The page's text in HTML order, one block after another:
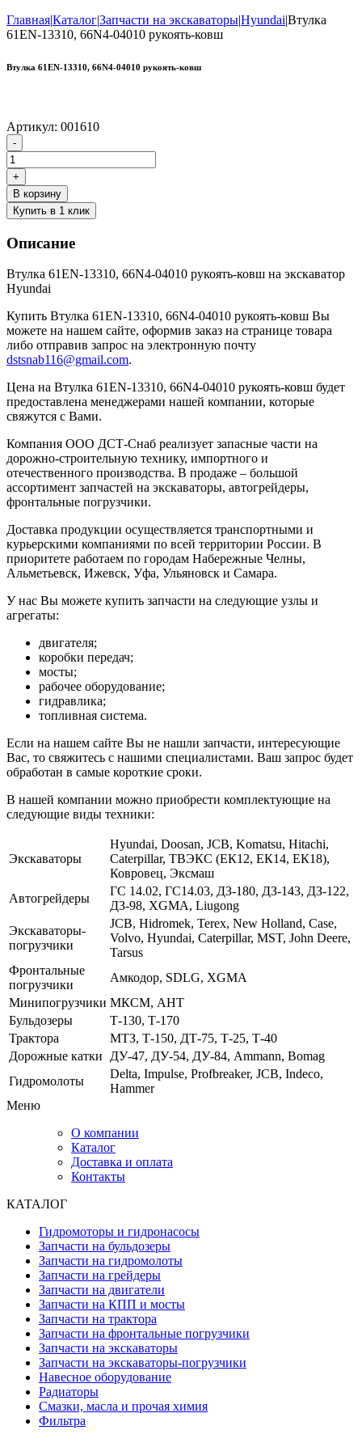
Главная|Каталог|Запчасти на экскаваторы|Hyundai|Втулка
61EN-13310, 66N4-04010 рукоять-ковш
Втулка 61EN-13310, 66N4-04010 рукоять-ковш
Артикул: 001610
Количество
товара
Втулка
61EN-
13310,
66N4-
рукоять-
-
+
В корзину
Купить в 1 клик
Описание
Втулка 61EN-13310, 66N4-04010 рукоять-ковш на экскаватор
Hyundai
Купить Втулка 61EN-13310, 66N4-04010 рукоять-ковш Вы
можете на нашем сайте, оформив заказ на странице товара
либо отправив запрос на электронную почту
dstsnab116@gmail.com.
Цена на Втулка 61EN-13310, 66N4-04010 рукоять-ковш будет
предоставлена менеджерами нашей компании, которые
свяжутся с Вами.
Компания ООО ДСТ-Снаб реализует запасные части на
дорожно-строительную технику, импортного и
отечественного производства. В продаже – большой
ассортимент запчастей на экскаваторы, автогрейдеры,
фронтальные погрузчики.
Доставка продукции осуществляется транспортными и
курьерскими компаниями по всей территории России. В
приоритете работаем по городам Набережные Челны,
Альметьевск, Ижевск, Уфа, Ульяновск и Самара.
У нас Вы можете купить запчасти на следующие узлы и
агрегаты:
двигателя;
коробки передач;
мосты;
рабочее оборудование;
гидравлика;
топливная система.
Если на нашем сайте Вы не нашли запчасти, интересующие
Вас, то свяжитесь с нашими специалистами. Ваш запрос будет
обработан в самые короткие сроки.
В нашей компании можно приобрести комплектующие на
следующие виды техники:
Экскаваторы
Hyundai, Doosan, JCB, Komatsu, Hitachi,
Caterpillar, ТВЭКС (ЕК12, ЕК14, ЕК18),
Ковровец, Эксмаш
Автогрейдеры
ГС 14.02, ГС14.03, ДЗ-180, ДЗ-143, ДЗ-122,
ДЗ-98, XGMA, Liugong
Экскаваторы-
погрузчики
JCB, Hidromek, Terex, New Holland, Case,
Volvo, Hyundai, Caterpillar, MST, John Deere,
Tarsus
Фронтальные
погрузчики
Амкодор, SDLG, XGMA
Минипогрузчики МКСМ, АНТ
Бульдозеры
Т-130, Т-170
Трактора
МТЗ, Т-150, ДТ-75, Т-25, Т-40
Дорожные катки
ДУ-47, ДУ-54, ДУ-84, Ammann, Bomag
Гидромолоты
Delta, Impulse, Profbreaker, JCB, Indeco,
Hammer
Меню
О компании
Каталог
Доставка и оплата
Контакты
КАТАЛОГ
Гидромоторы и гидронасосы
Запчасти на бульдозеры
Запчасти на гидромолоты
Запчасти на грейдеры
Запчасти на двигатели
Запчасти на КПП и мосты
Запчасти на трактора
Запчасти на фронтальные погрузчики
Запчасти на экскаваторы
Запчасти на экскаваторы-погрузчики
Навесное оборудование
Радиаторы
Смазки, масла и прочая химия
Фильтра